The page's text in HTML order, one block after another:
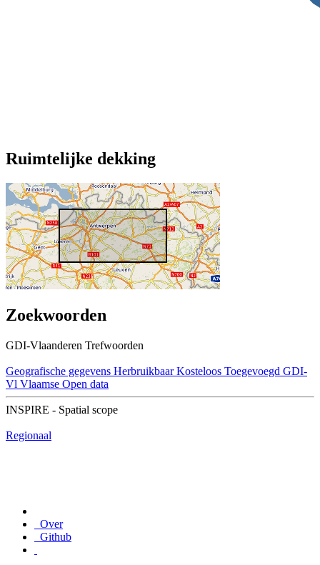
Ruimtelijke dekking
Zoekwoorden
GDI-Vlaanderen Trefwoorden
Geografische gegevens Herbruikbaar Kosteloos Toegevoegd GDI-
Vl Vlaamse Open data
INSPIRE - Spatial scope
Regionaal
Over
Github